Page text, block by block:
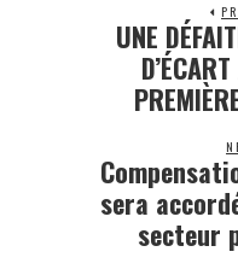
UNE
sera
secteur